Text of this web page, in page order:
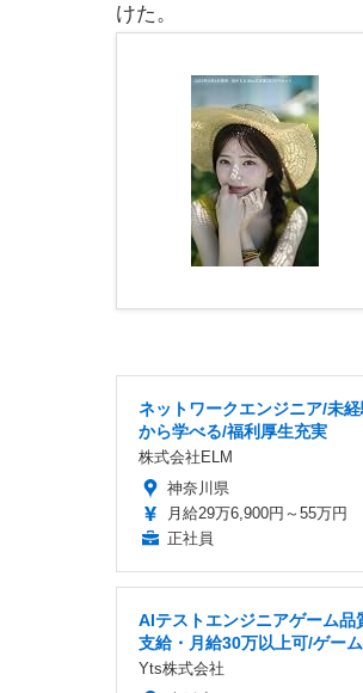
けた。
ネットワークエンジニア/未
から学べる/福利厚生充実
株式会社ELM
神奈川県
月給29万6,900円～55万円
正社員
AIテストエンジニアゲーム
支給・月給30万以上可/ゲー
Yts株式会社